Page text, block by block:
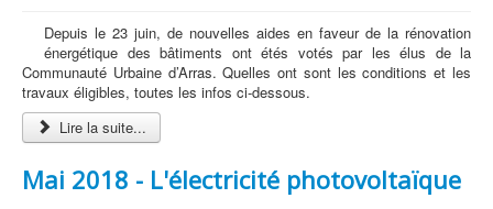
Depuis le 23 juin, de nouvelles aides en faveur de la rénovation
énergétique des bâtiments ont étés votés par les élus de la
Communauté Urbaine d’Arras. Quelles ont sont les conditions et les
travaux éligibles, toutes les infos ci-dessous.
Lire la suite...
Mai 2018 - L'électricité photovoltaïque